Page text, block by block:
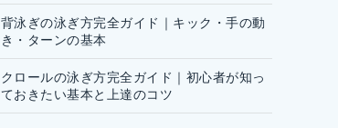
背泳ぎの泳ぎ方完全ガイド｜キック・手の動
き・ターンの基本
クロールの泳ぎ方完全ガイド｜初心者が知っ
ておきたい基本と上達のコツ